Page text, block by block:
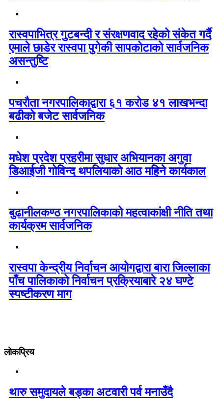
रास्वपाभित्र गुटबन्दी र संरक्षणवाद रहेको संकेत गर्दै
एमाले छाडेर रास्वपा पुगेकी सापकोटाको सार्वजनिक
असन्तुष्टि
पचरौता नगरपालिकाद्वारा ६१ करोड ४१ लाखभन्दा
बढीको बजेट सार्वजनिक
मधेश प्रदेश प्रहरीमा सुधार अभियानका अगुवा
डिआईजी गोविन्द थपलियाको आठ महिने कार्यकाल
बुढानीलकण्ठ नगरपालिकाको महत्वाकांक्षी नीति तथा
कार्यक्रम सार्वजनिक
रास्वपा केन्द्रीय निर्वाचन आयोगद्वारा बारा जिल्लाका
पाँच पालिकाको निर्वाचन प्रक्रियाबारे २४ घण्टे
स्पष्टीकरण माग
लोकप्रिय
थारु समुदायले बड्का अटवारी पर्व मनाउँदै